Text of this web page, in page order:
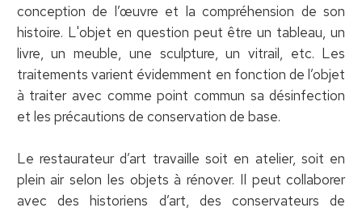
conception de l’œuvre et la compréhension de son
histoire. L'objet en question peut être un tableau, un
livre, un meuble, une sculpture, un vitrail, etc. Les
traitements varient évidemment en fonction de l’objet
à traiter avec comme point commun sa désinfection
et les précautions de conservation de base.
Le restaurateur d’art travaille soit en atelier, soit en
plein air selon les objets à rénover. Il peut collaborer
avec des historiens d’art, des conservateurs de